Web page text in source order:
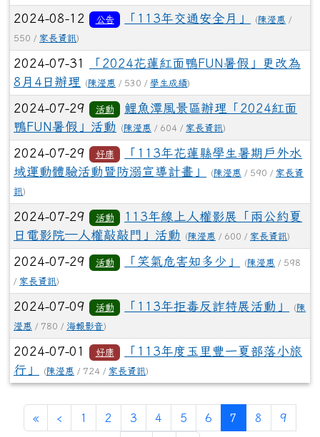
2024-08-12 公告 「113年交通安全月」 (陳瀅惠 /
550 / 家長資訊)
2024-07-31
「2024花蓮紅面鴨FUN暑假」更改為
8月4日辦理
(陳瀅惠 / 530 / 學生成績)
2024-07-29 活動
鯉魚潭風景區辦理「2024紅面
鴨FUN暑假」活動
(陳瀅惠 / 604 / 家長資訊)
2024-07-29 好康
「113年花蓮縣學生暑期戶外水
域運動體驗活動暨防溺宣導計畫」
(陳瀅惠 / 590 / 家長資
訊)
2024-07-29 活動
113年線上人權影展「兩公約夏
日電影院─人權敲敲門」活動
(陳瀅惠 / 600 / 家長資訊)
2024-07-29 活動 「笑氣危害知多少」 (陳瀅惠 / 598
/ 家長資訊)
2024-07-09 活動 「113年拒毒反詐特展活動」 (陳
瀅惠 / 780 / 海報影音)
2024-07-01 好康
「113年度玉里豐一夏部落小旅
行」
(陳瀅惠 / 724 / 家長資訊)
«第一頁
‹ 上一頁
1 2 3 4 5 6 7 (目前頁次)
8 9